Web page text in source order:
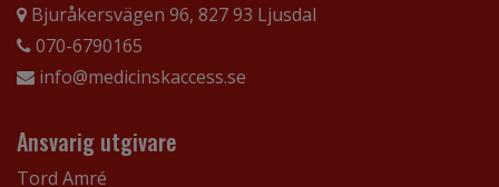
Bjuråkersvägen 96, 827 93 Ljusdal
070-6790165
info@medicinskaccess.se
Ansvarig utgivare
Tord Amré